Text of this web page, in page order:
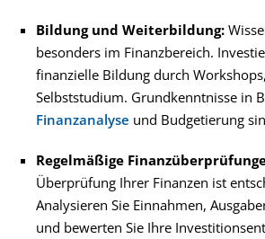
Bildung und Weiterbildung:
besonders im Finanzbereich.
finanzielle Bildung durch
Selbststudium. Grundkenntnisse in
Finanzanalyse und Budgetierung
Regelmäßige
Überprüfung Ihrer Finanzen ist
Analysieren Sie Einnahmen,
und bewerten Sie Ihre